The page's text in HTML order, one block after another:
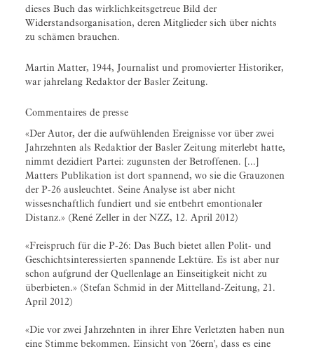
dieses Buch das wirklichkeitsgetreue Bild der
Widerstandsorganisation, deren Mitglieder sich über nichts
zu schämen brauchen.
Martin Matter, 1944, Journalist und promovierter Historiker,
war jahrelang Redaktor der Basler Zeitung.
Commentaires de presse
«Der Autor, der die aufwühlenden Ereignisse vor über zwei
Jahrzehnten als Redaktior der Basler Zeitung miterlebt hatte,
nimmt dezidiert Partei: zugunsten der Betroffenen. [...]
Matters Publikation ist dort spannend, wo sie die Grauzonen
der P-26 ausleuchtet. Seine Analyse ist aber nicht
wissesnchaftlich fundiert und sie entbehrt emontionaler
Distanz.» (René Zeller in der NZZ, 12. April 2012)
«Freispruch für die P-26: Das Buch bietet allen Polit- und
Geschichtsinteressierten spannende Lektüre. Es ist aber nur
schon aufgrund der Quellenlage an Einseitigkeit nicht zu
überbieten.» (Stefan Schmid in der Mittelland-Zeitung, 21.
April 2012)
«Die vor zwei Jahrzehnten in ihrer Ehre Verletzten haben nun
eine Stimme bekommen. Einsicht von '26ern', dass es eine